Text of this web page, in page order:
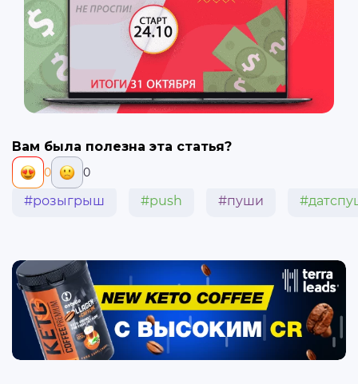
Вам была полезна эта статья?
0 0
#розыгрыш #push #пуши